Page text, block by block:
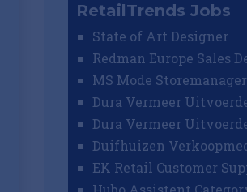
RetailTrends Jobs
State of Art Designer
MS Mode Storemanager